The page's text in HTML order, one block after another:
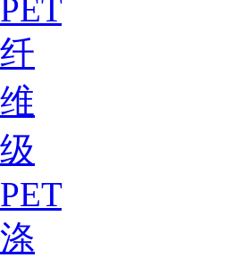
PET
纤
维
级
PET
涤